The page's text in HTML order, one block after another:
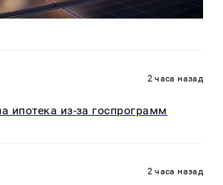
2 часа назад
ипотека из-за госпрограмм
2 часа назад